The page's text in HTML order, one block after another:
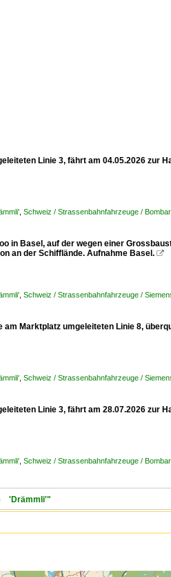
Linie 3, fährt am 04.05.2026 zur
Schweiz / Strassenbahnfahrzeuge /
in Basel, auf der wegen einer
an der Schifflände. Aufnahme Basel. 
Schweiz / Strassenbahnfahrzeuge /
am Marktplatz umgeleiteten Linie 8,
Schweiz / Strassenbahnfahrzeuge /
Linie 3, fährt am 28.07.2026 zur
Schweiz / Strassenbahnfahrzeuge /
'Drämmli'"